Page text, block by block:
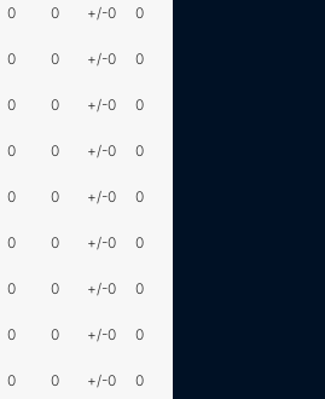
0 0 +/-0 0
0 0 +/-0 0
0 0 +/-0 0
0 0 +/-0 0
0 0 +/-0 0
0 0 +/-0 0
0 0 +/-0 0
0 0 +/-0 0
0 0 +/-0 0